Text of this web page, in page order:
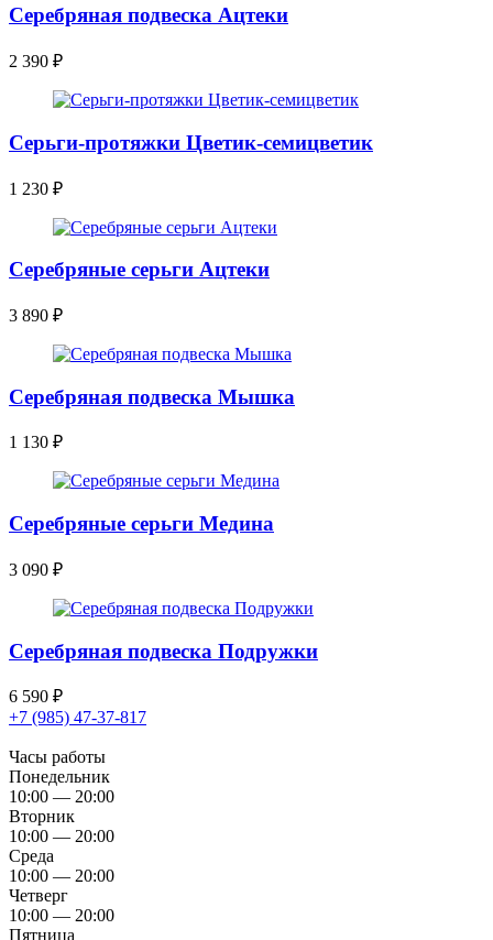
Серебряная подвеска Ацтеки
2 390 ₽
Серьги-протяжки Цветик-семицветик
1 230 ₽
Серебряные серьги Ацтеки
3 890 ₽
Серебряная подвеска Мышка
1 130 ₽
Серебряные серьги Медина
3 090 ₽
Серебряная подвеска Подружки
6 590 ₽
+7 (985) 47-37-817
Часы работы
Понедельник
10:00 — 20:00
Вторник
10:00 — 20:00
Среда
10:00 — 20:00
Четверг
10:00 — 20:00
Пятница